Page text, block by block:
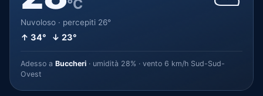
°C
Nuvoloso · percepiti 26°
↑ 34° ↓ 23°
Adesso a Buccheri · umidità 28% · vento 6 km/h Sud-Sud-
Ovest